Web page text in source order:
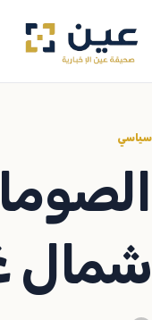
إلى
المحتوى
سياسي
شمال